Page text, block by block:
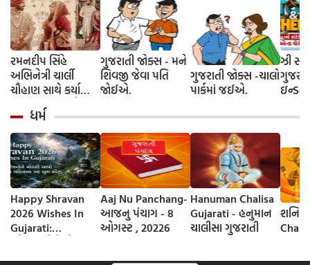
રમનદીપ સિંહે
અભિનેત્રી ચાર્લી
ચૌહાણ સાથે કર્યા
લગ્ન, જશ્નમાં ક્રિકેટ
જગતના કલાકારોની
હાજરી
ગુજરાતી જોક્સ - મને
શિવજી જેવા પતિ
જોઈએ.
ગુજરાતી જોક્સ -ચાલો
પાર્કમાં જઈએ.
ઝી
રિલીઝ
ધર્મ
Happy Shravan
2026 Wishes In
Gujarati:
આપો શ્રાવણ
Aaj Nu Panchang-
આજનુ પંચાગ - 8
ઓગસ્ટ , 20226
Hanuman Chalisa
Gujarati - હનુમાન
ચાલીસા ગુજરાતી
શનિ